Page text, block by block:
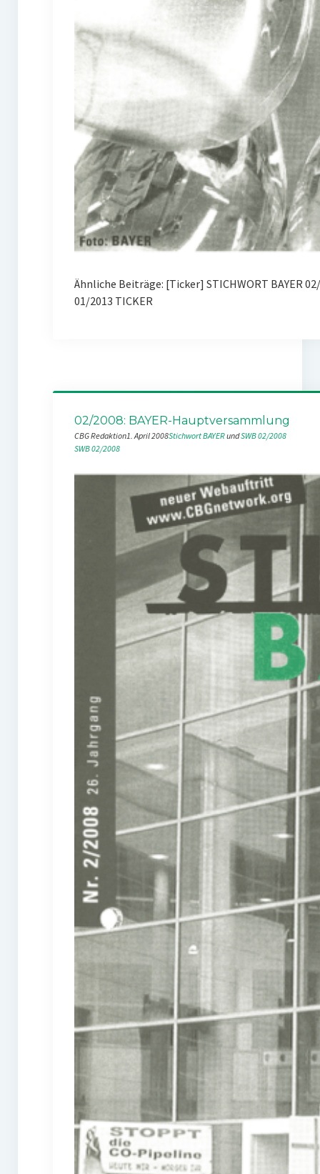
Ähnliche Beiträge: [Ticker] STICHWORT BAYER
01/2013 TICKER
02/2008: BAYER-Hauptversammlung
CBG Redaktion1. April 2008Stichwort BAYER und SWB 02/2008
SWB 02/2008